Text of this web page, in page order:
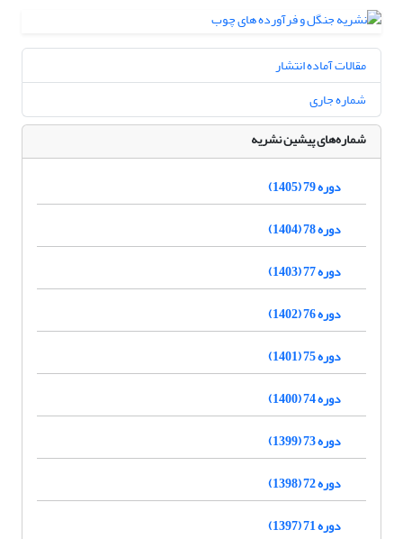
مقالات آماده انتشار
شماره جاری
شماره‌های پیشین نشریه
دوره 79 (1405)
دوره 78 (1404)
دوره 77 (1403)
دوره 76 (1402)
دوره 75 (1401)
دوره 74 (1400)
دوره 73 (1399)
دوره 72 (1398)
دوره 71 (1397)